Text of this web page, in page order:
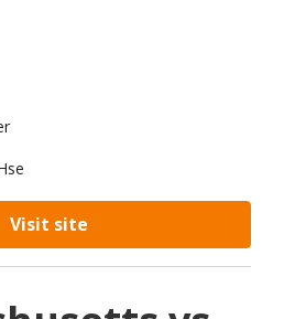
Visit site